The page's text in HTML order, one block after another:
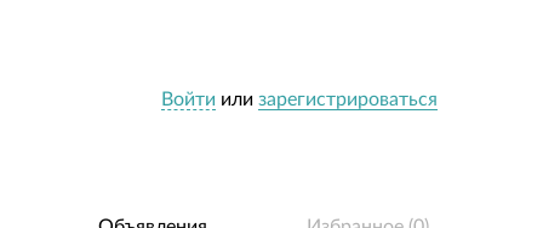
Войти или зарегистрироваться